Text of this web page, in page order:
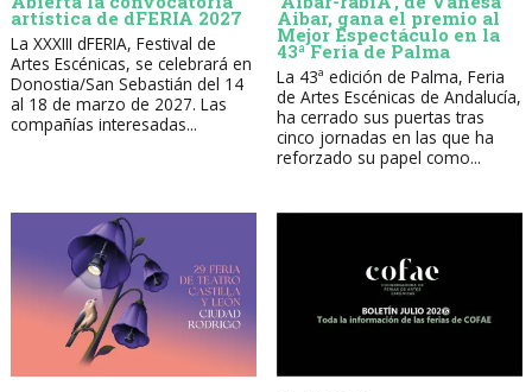
artística de dFERIA 2027
La XXXIII dFERIA, Festival de
Artes Escénicas, se celebrará en
Donostia/San Sebastián del 14
al 18 de marzo de 2027. Las
compañías interesadas...
Aibar, gana el premio al
Mejor Espectáculo en la
43ª Feria de Palma
La 43ª edición de Palma, Feria
de Artes Escénicas de Andalucía,
ha cerrado sus puertas tras
cinco jornadas en las que ha
reforzado su papel como...